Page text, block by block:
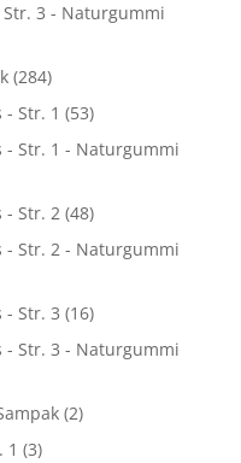
Str. 3 - Naturgummi
(284)
- Str. 1 (53)
- Str. 1 - Naturgummi
- Str. 2 (48)
- Str. 2 - Naturgummi
- Str. 3 (16)
- Str. 3 - Naturgummi
(2)
1 (3)